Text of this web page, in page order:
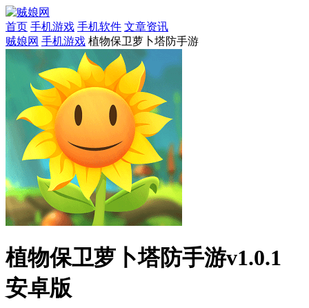
首页 手机游戏 手机软件 文章资讯
贼娘网 手机游戏 植物保卫萝卜塔防手游
植物保卫萝卜塔防手游v1.0.1
安卓版